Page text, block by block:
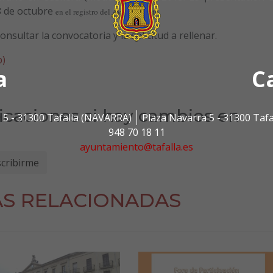
- 31300 Tafalla (NAVARRA)
Plaza Navarra 5 - 31300
948 70 18 11
ayuntamiento@tafalla.es
de octubre en el registro del Ayuntamiento.
la convocatoria y la solicitud a rellenar.
si hay cambios en
RELACIONADAS